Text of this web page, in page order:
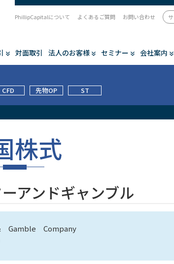
対面取引 法人のお客様 セミナー 会社案内
PhillipCapitalについて よくあるご質問
お問い合わせ
CFD 先物OP ST
株式
アンドギャンブル
Company